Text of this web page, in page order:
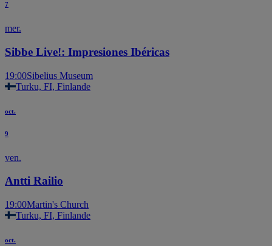
7
mer.
Sibbe Live!: Impresiones Ibéricas
19:00Sibelius Museum
Turku, FI, Finlande
oct.
9
ven.
Antti Railio
19:00Martin's Church
Turku, FI, Finlande
oct.